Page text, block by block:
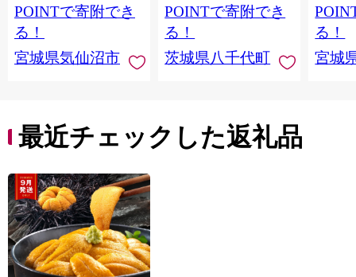
当 支援 サーモン 銀鮭
切り身 魚 わけあり
POINTで寄附でき
る！
宮城県気仙沼市
茨城 八千代町 ふるさ
と納税 冷凍 [SF951ya]
POINTで寄附でき
る！
茨城県八千代町
鮭 銀
介
る！
宮城
最近チェックした返礼品